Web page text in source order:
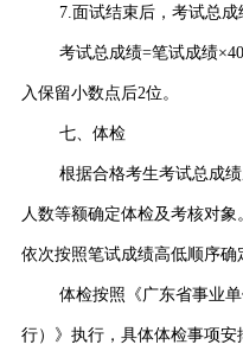
7.面试结束后，考试总成
考试总成绩=笔试成绩
入保留小数点后2位。
七、体检
根据合格考生考试总成
人数等额确定体检及考核对
依次按照笔试成绩高低顺序确
体检按照《广东省事业
行）》执行，具体体检事项安